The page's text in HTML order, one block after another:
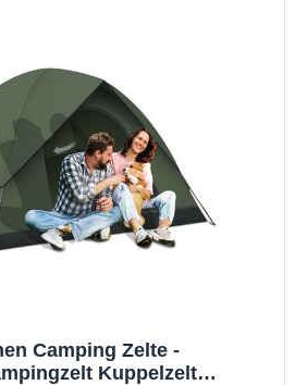
Camping Zelte -
Kuppelzelt